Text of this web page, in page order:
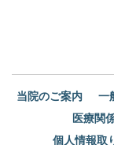
当院のご案内 一
医療関
個人情報取